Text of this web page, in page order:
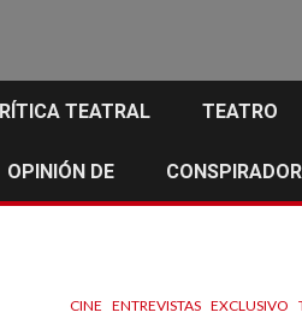
TEATRAL TEATRO
OPINIÓN DE
CINE ENTREVISTAS EXCLUSIVO